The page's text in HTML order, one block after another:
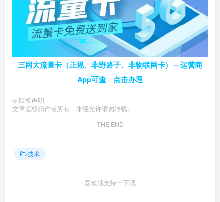
三网大流量卡（正规、非野路子、非物联网卡） – 运营商
App可查，点击办理
© 版权声明
文章版权归作者所有，未经允许请勿转载。
THE END
技术
喜欢就支持一下吧